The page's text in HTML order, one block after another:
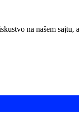
na našem